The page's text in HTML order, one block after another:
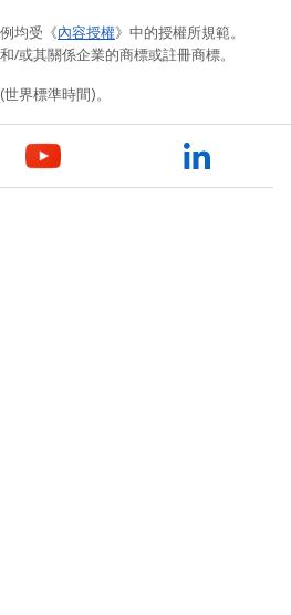
均受《內容授權》中的授權所規範。
/或其關係企業的商標或註冊商標。
界標準時間)。